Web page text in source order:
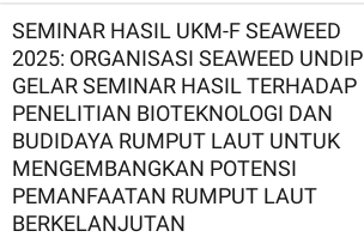
SEMINAR HASIL UKM-F SEAWEED
2025: ORGANISASI SEAWEED UNDIP
GELAR SEMINAR HASIL TERHADAP
PENELITIAN BIOTEKNOLOGI DAN
BUDIDAYA RUMPUT LAUT UNTUK
MENGEMBANGKAN POTENSI
PEMANFAATAN RUMPUT LAUT
BERKELANJUTAN